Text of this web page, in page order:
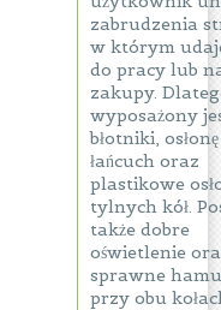
zabrudzenia
w którym
do pracy lub
zakupy.
wyposażony
błotniki,
łańcuch oraz
plastikowe
tylnych kół.
także dobre
oświetlenie
sprawne
przy obu